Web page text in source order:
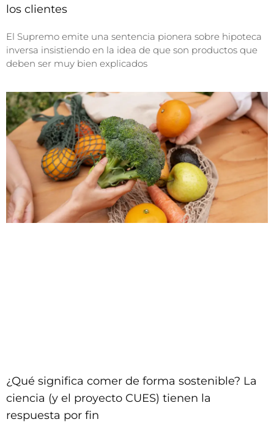
los clientes
El Supremo emite una sentencia pionera sobre hipoteca
inversa insistiendo en la idea de que son productos que
deben ser muy bien explicados
¿Qué significa comer de forma sostenible? La
ciencia (y el proyecto CUES) tienen la
respuesta por fin